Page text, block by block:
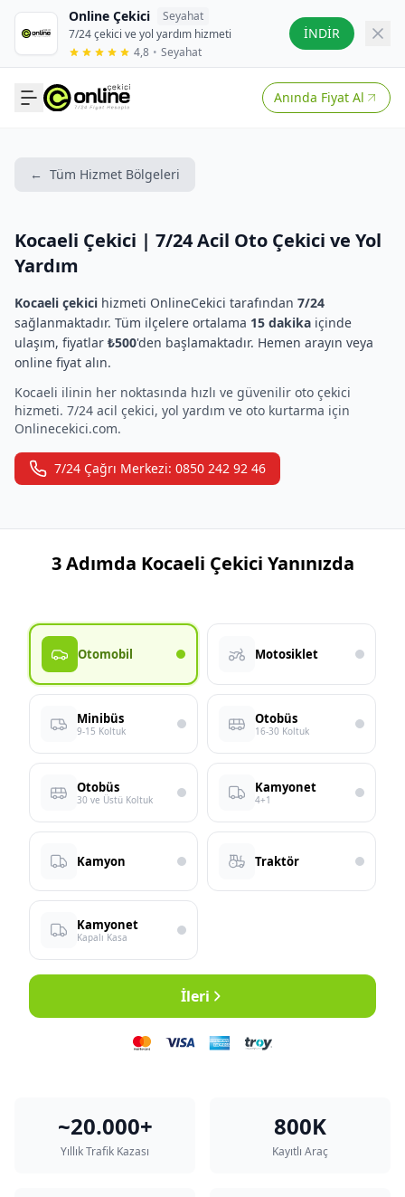
Online Çekici
Seyahat
7/24 çekici ve yol yardım hizmeti
4,8 • Seyahat
İNDİR
Anında Fiyat Al
← Tüm Hizmet Bölgeleri
Kocaeli Çekici | 7/24 Acil Oto Çekici ve Yol
Yardım
Kocaeli çekici hizmeti OnlineCekici tarafından 7/24
sağlanmaktadır. Tüm ilçelere ortalama 15 dakika içinde
ulaşım, fiyatlar ₺500'den başlamaktadır. Hemen arayın veya
online fiyat alın.
Kocaeli ilinin her noktasında hızlı ve güvenilir oto çekici
hizmeti. 7/24 acil çekici, yol yardım ve oto kurtarma için
Onlinecekici.com.
7/24 Çağrı Merkezi: 0850 242 92 46
3 Adımda Kocaeli Çekici Yanınızda
Otomobil Motosiklet
Minibüs
9-15 Koltuk
Otobüs
16-30 Koltuk
Otobüs
30 ve Üstü Koltuk
Kamyonet
4+1
Kamyon Traktör
Kamyonet
Kapalı Kasa
İleri
~20.000+
Yıllık Trafik Kazası
800K
Kayıtlı Araç